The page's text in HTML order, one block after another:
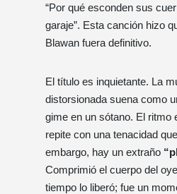
“Por qué esconden sus
garaje”. Esta canción hizo
Blawan fuera definitivo.
El título es inquietante. La
distorsionada suena como
gime en un sótano. El ritmo
repite con una tenacidad
embargo, hay un extraño
Comprimió el cuerpo del
tiempo lo liberó; fue un